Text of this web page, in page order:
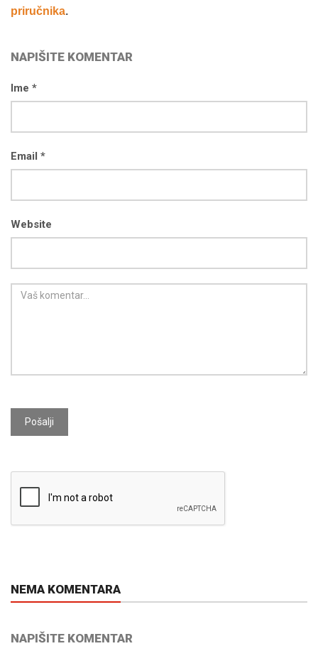
priručnika.
NAPIŠITE KOMENTAR
Ime *
Email *
Website
Pošalji
NEMA KOMENTARA
NAPIŠITE KOMENTAR